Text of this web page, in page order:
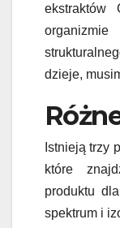
ekstraktów
dzieje,
Istnieją trzy
które
produktu
spektrum i